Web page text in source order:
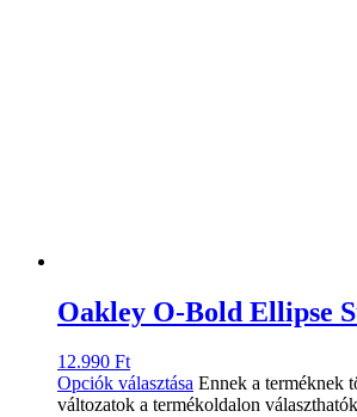
Oakley O-Bold Ellipse
12.990 Ft
Opciók választása Ennek a terméknek
változatok a termékoldalon